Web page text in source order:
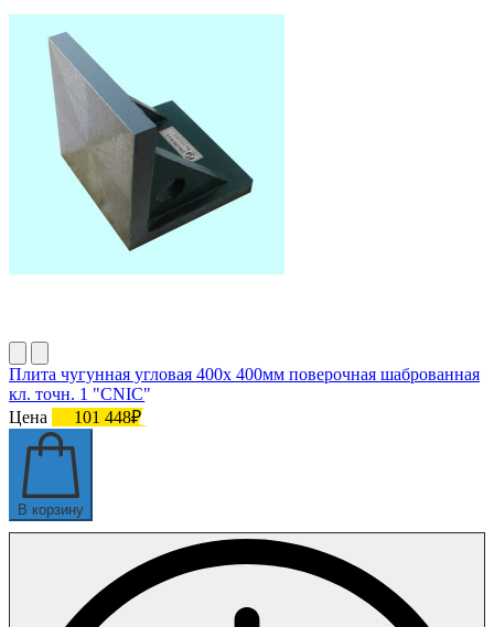
Плита чугунная угловая 400х 400мм поверочная шаброванная
кл. точн. 1 "CNIC"
Цена
101 448₽
В корзину